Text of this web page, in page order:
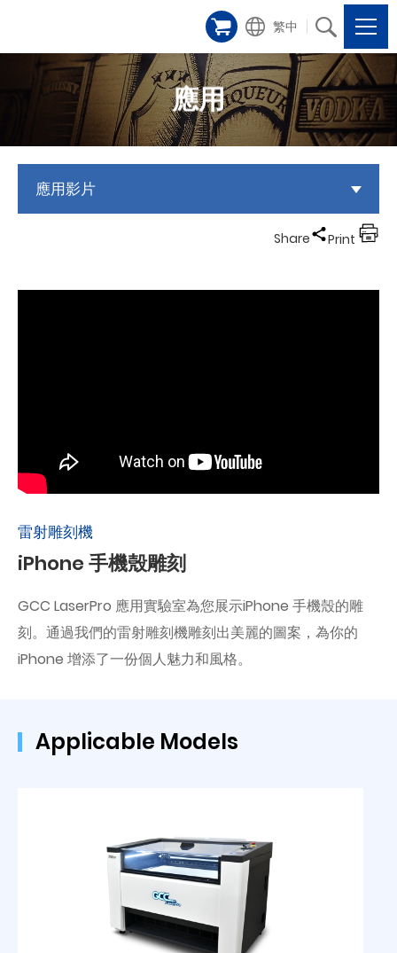
繁中
應用
應用影片
Share Print
雷射雕刻機
iPhone 手機殼雕刻
GCC LaserPro 應用實驗室為您展示iPhone 手機殼的雕
刻。通過我們的雷射雕刻機雕刻出美麗的圖案，為你的
iPhone 增添了一份個人魅力和風格。
Applicable Models